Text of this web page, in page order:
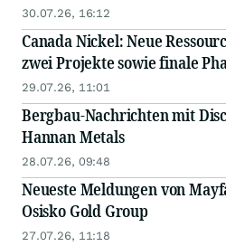
30.07.26, 16:12
Canada Nickel: Neue
zwei Projekte sowie finale
29.07.26, 11:01
Bergbau-Nachrichten mit
Hannan Metals
28.07.26, 09:48
Neueste Meldungen von
Osisko Gold Group
27.07.26, 11:18